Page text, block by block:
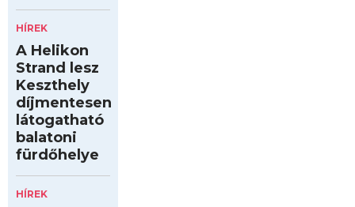
HÍREK
A Helikon
Strand lesz
Keszthely
díjmentesen
látogatható
balatoni
fürdőhelye
HÍREK